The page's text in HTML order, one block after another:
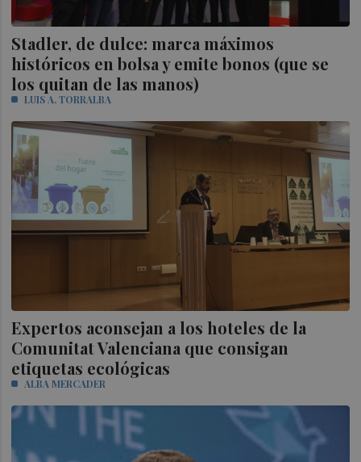
Stadler, de dulce: marca máximos
históricos en bolsa y emite bonos (que se
los quitan de las manos)
LUIS A. TORRALBA
Expertos aconsejan a los hoteles de la
Comunitat Valenciana que consigan
etiquetas ecológicas
ALBA MERCADER